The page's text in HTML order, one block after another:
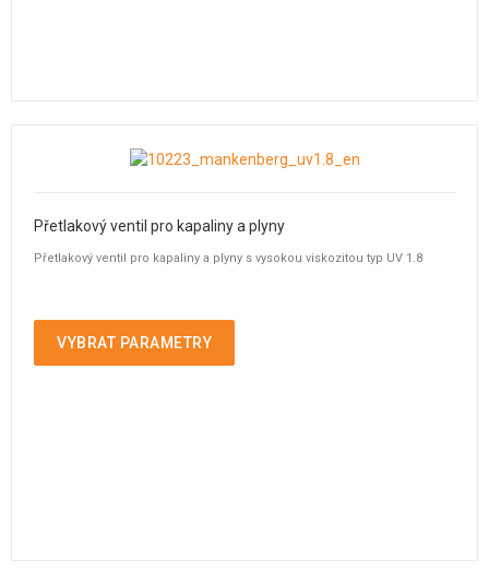
Přetlakový ventil pro kapaliny a plyny
Přetlakový ventil pro kapaliny a plyny s vysokou viskozitou typ UV 1.8
VYBRAT PARAMETRY